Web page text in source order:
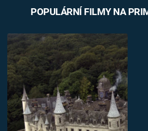
POPULÁRNÍ FILMY NA